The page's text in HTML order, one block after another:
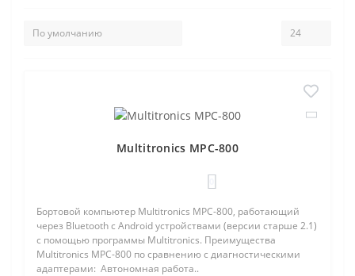
Multitronics MPC-800
Бортовой компьютер Multitronics MPC-800, работающий
через Bluetooth с Android устройствами (версии старше 2.1)
с помощью программы Multitronics. Преимущества
Multitronics MPC-800 по сравнению с диагностическими
адаптерами: Автономная работа..